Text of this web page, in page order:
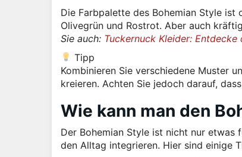
Die Farbpalette des Bohemian Style
Olivegrün und Rostrot. Aber auch
Sie auch: Tuckernuck Kleider:
Tipp
Kombinieren Sie verschiedene Muster
kreieren. Achten Sie jedoch darauf,
Wie kann man den
Der Bohemian Style ist nicht nur etwas
den Alltag integrieren. Hier sind einige